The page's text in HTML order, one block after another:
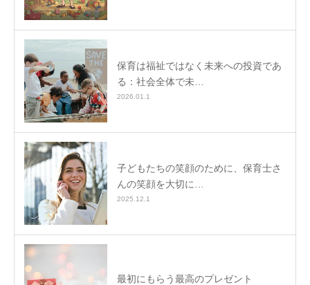
保育は福祉ではなく未来への投資であ
る：社会全体で未…
2026.01.1
子どもたちの笑顔のために、保育士さ
んの笑顔を大切に…
2025.12.1
最初にもらう最高のプレゼント